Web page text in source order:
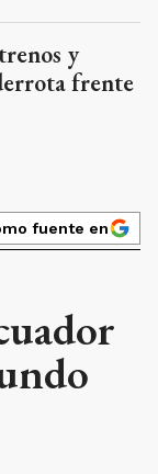
y
frente
fuente en